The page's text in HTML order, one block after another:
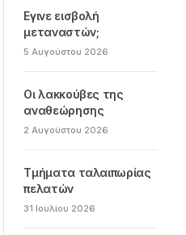
Εγινε εισβολή
μεταναστών;
5 Αυγούστου 2026
Οι λακκούβες της
αναθεώρησης
2 Αυγούστου 2026
Τμήματα ταλαιπωρίας
πελατών
31 Ιουλίου 2026